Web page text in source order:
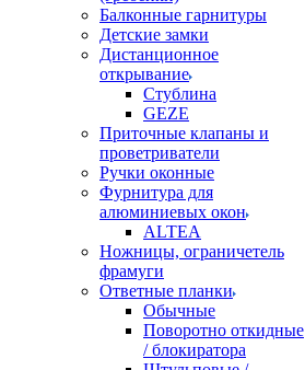
Балконные гарнитуры
Детские замки
Дистанционное
открывание
Стублина
GEZE
Приточные клапаны и
проветриватели
Ручки оконные
Фурнитура для
алюминиевых окон
ALTEA
Ножницы, ограничетель
фрамуги
Ответные планки
Обычные
Поворотно откидные
/ блокиратора